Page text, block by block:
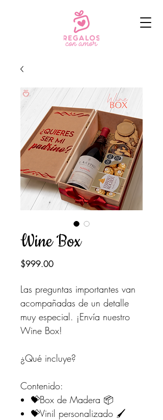
Wine Box
$999.00Precio
Las preguntas importantes van
acompañadas de un detalle
muy especial. ¡Envía nuestro
Wine Box!
¿Qué incluye?
Contenido:
💝Box de Madera 📦
💝Vinil personalizado 🖌